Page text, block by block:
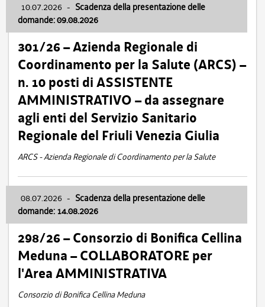
10.07.2026 - Scadenza della presentazione delle
domande: 09.08.2026
301/26 – Azienda Regionale di
Coordinamento per la Salute (ARCS) –
n. 10 posti di ASSISTENTE
AMMINISTRATIVO – da assegnare
agli enti del Servizio Sanitario
Regionale del Friuli Venezia Giulia
ARCS - Azienda Regionale di Coordinamento per la Salute
08.07.2026 - Scadenza della presentazione delle
domande: 14.08.2026
298/26 – Consorzio di Bonifica Cellina
Meduna – COLLABORATORE per
l'Area AMMINISTRATIVA
Consorzio di Bonifica Cellina Meduna